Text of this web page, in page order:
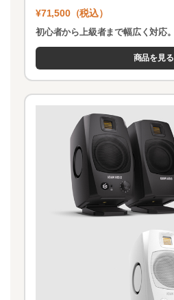
¥71,500（税込）
初心者から上級者まで幅広く対応。
商品を見る